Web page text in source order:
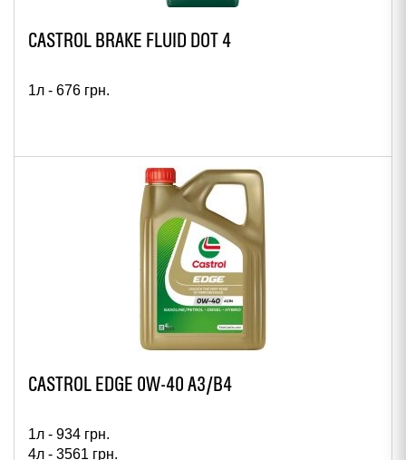
CASTROL BRAKE FLUID DOT 4
1л - 676 грн.
CASTROL EDGE 0W-40 A3/B4
1л - 934 грн.
4л - 3561 грн.